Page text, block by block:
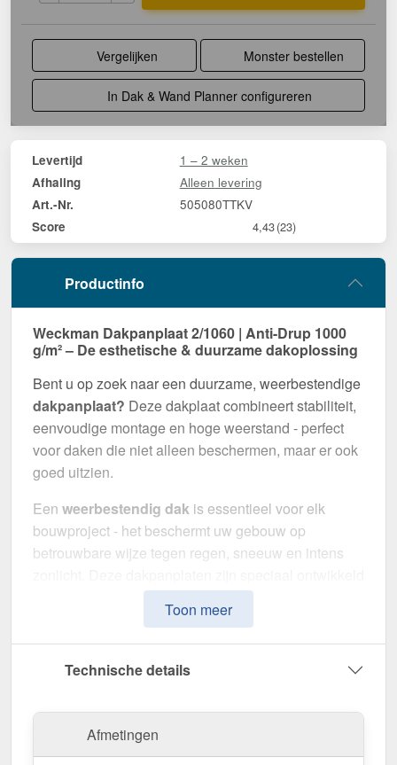
Vergelijken Monster bestellen
In Dak & Wand Planner configureren
Levertijd 1 – 2 weken
Afhaling Alleen levering
Art.-Nr. 505080TTKV
Score 4,43(23)
Productinfo
Weckman Dakpanplaat 2/1060 | Anti-Drup 1000
g/m² – De esthetische & duurzame dakoplossing
Bent u op zoek naar een duurzame, weerbestendige
dakpanplaat? Deze dakplaat combineert stabiliteit,
eenvoudige montage en hoge weerstand - perfect
voor daken die niet alleen beschermen, maar er ook
goed uitzien.
Een weerbestendig dak is essentieel voor elk
bouwproject - het beschermt uw gebouw op
betrouwbare wijze tegen regen, sneeuw en intens
om een robuuste en duurzame dakoplossing te
klassieke dakpanlook
indruk met eenvoudige montage, hoge
duurzaamheid en een bestendige coating.
mm
plaatbreedte van 1,14 m
Toon meer
Technische details
Afmetingen